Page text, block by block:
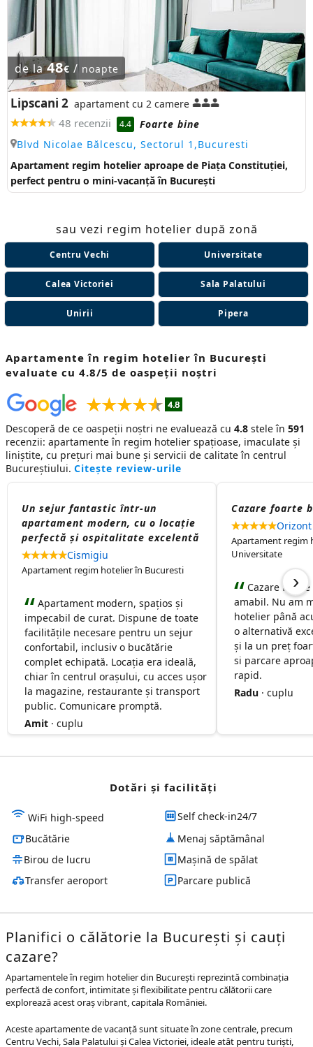
de la48€ / noapte
Lipscani 2 apartament cu 2 camere
48 recenzii 4.4
Foarte bine
Blvd Nicolae Bălcescu, Sectorul 1,Bucuresti
Apartament regim hotelier aproape de Piața Constituției,
perfect pentru o mini-vacanță în București
sau vezi regim hotelier după zonă
Centru Vechi Universitate
Calea Victoriei Sala Palatului
Unirii Pipera
Apartamente în regim hotelier în București
evaluate cu 4.8/5 de oaspeții noștri
Descoperă de ce oaspeții noștri ne evaluează cu 4.8 stele în 591
recenzii: apartamente în regim hotelier spațioase, imaculate și
liniștite, cu prețuri mai bune și servicii de calitate în centrul
Bucureștiului. Citește review-urile
Un sejur fantastic într-un
apartament modern, cu o locație
perfectă și ospitalitate excelentă
Cismigiu
Apartament regim hotelier în Bucuresti
Apartament modern, spațios și
impecabil de curat. Dispune de toate
facilitățile necesare pentru un sejur
confortabil, inclusiv o bucătărie
complet echipată. Locația era ideală,
chiar în centrul orașului, cu acces ușor
la magazine, restaurante și transport
public. Comunicare promptă.
Amit · cuplu
Cazare foarte
Orizont
Apartament regim
Universitate
Cazare
amabil. Nu am
hotelier până
o alternativă
și la un preț
si parcare
rapid.
Radu · cuplu
›
Dotări și facilităţi
WiFi high-speed
Self check-in24/7
Bucătărie
Menaj săptămânal
Birou de lucru
Mașină de spălat
Transfer aeroport
Parcare publică
Planifici o călătorie la București și cauți
cazare?
Apartamentele în regim hotelier din București reprezintă combinația
perfectă de confort, intimitate și flexibilitate pentru călătorii care
explorează acest oraș vibrant, capitala României.
Aceste apartamente de vacanță sunt situate în zone centrale, precum
Centru Vechi, Sala Palatului și Calea Victoriei, ideale atât pentru turiști,